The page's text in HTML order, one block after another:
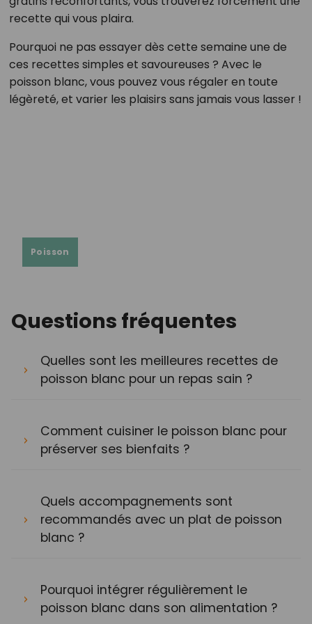
recette qui vous plaira.
Pourquoi ne pas essayer dès cette semaine une de
ces recettes simples et savoureuses ? Avec le
poisson blanc, vous pouvez vous régaler en toute
légèreté, et varier les plaisirs sans jamais vous lasser !
Poisson
Questions fréquentes
Quelles sont les meilleures recettes de
poisson blanc pour un repas sain ?
Comment cuisiner le poisson blanc pour
préserver ses bienfaits ?
Quels accompagnements sont
recommandés avec un plat de poisson
blanc ?
Pourquoi intégrer régulièrement le
poisson blanc dans son alimentation ?